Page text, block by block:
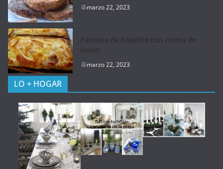
marzo 22, 2023
Pasteles de hojaldre con crema de
limón
marzo 22, 2023
LO + HOGAR